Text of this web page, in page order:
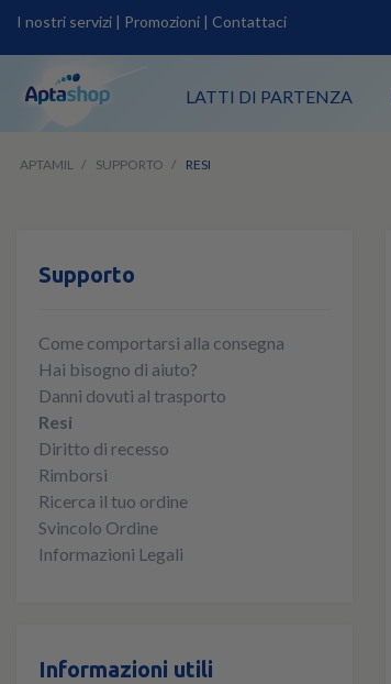
APTAMIL SUPPORTO RESI
Supporto
Come comportarsi alla consegna
Hai bisogno di aiuto?
Danni dovuti al trasporto
Resi
Diritto di recesso
Rimborsi
Ricerca il tuo ordine
Svincolo Ordine
Informazioni Legali
Informazioni utili
I nostri servizi | Promozioni | Contattaci
LATTI DI PARTENZA